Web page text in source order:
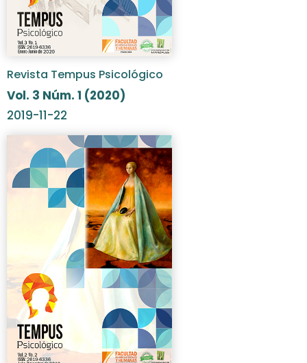
Revista Tempus Psicológico
Vol. 3 Núm. 1 (2020)
2019-11-22